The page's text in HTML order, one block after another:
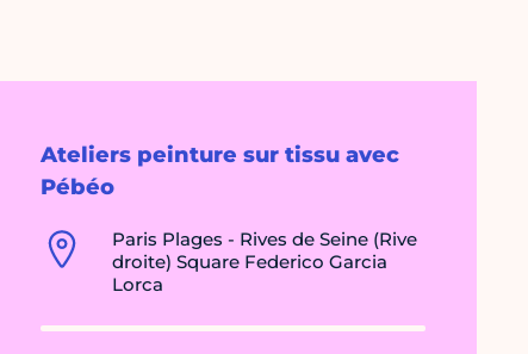
Ateliers peinture sur tissu avec
Pébéo
Paris Plages - Rives de Seine (Rive
droite) Square Federico Garcia
Lorca